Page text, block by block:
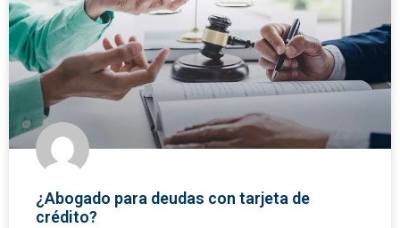
¿Abogado para deudas con tarjeta de
crédito?